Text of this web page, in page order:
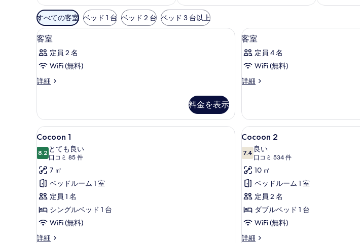
利
用
可
能
な
客
室
り
込
み
条
件
すべての客室 ベッド 1 台 ベッド 2 台 ベッド 3 台以上
客
室
の
べ
の
写
真
を
表
示
す
る
高級寝具、セレクト コンフォート製ベッド、防音設備、WiFi (無料)
10
客室
定員 2 名
WiFi (無料)
詳細
客
細
料金を表示
客
室
の
べ
の
写
真
を
表
示
す
る
高級
16
客室
定員 4 名
WiFi (無料)
詳細
客
細
Cocoon
1
の
す
べ
て
の
写
真
Cocoon 1 | 高級寝具、セレクト コンフォート製ベッド、防音設備、WiFi (無
4
Cocoon 1
8.210 点中 8.2
とても良い
口コミ 85 件
(口
コ
ミ
85
件)
7 ㎡
ベッドルーム 1 室
定員 1 名
シングルベッド 1 台
WiFi (無料)
詳細
Cocoon
Cocoon
2
の
す
べ
て
の
写
真
4
Cocoon 2
7.410 点中 7.4
良い
口コミ 534 件
(口
コ
ミ
534
件)
10 ㎡
ベッドルーム 1 室
定員 2 名
ダブルベッド 1 台
WiFi (無料)
詳細
Cocoon